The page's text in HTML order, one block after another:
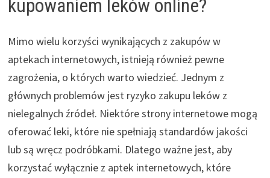
kupowaniem leków online?
Mimo wielu korzyści wynikających z zakupów w
aptekach internetowych, istnieją również pewne
zagrożenia, o których warto wiedzieć. Jednym z
głównych problemów jest ryzyko zakupu leków z
nielegalnych źródeł. Niektóre strony internetowe mogą
oferować leki, które nie spełniają standardów jakości
lub są wręcz podróbkami. Dlatego ważne jest, aby
korzystać wyłącznie z aptek internetowych, które